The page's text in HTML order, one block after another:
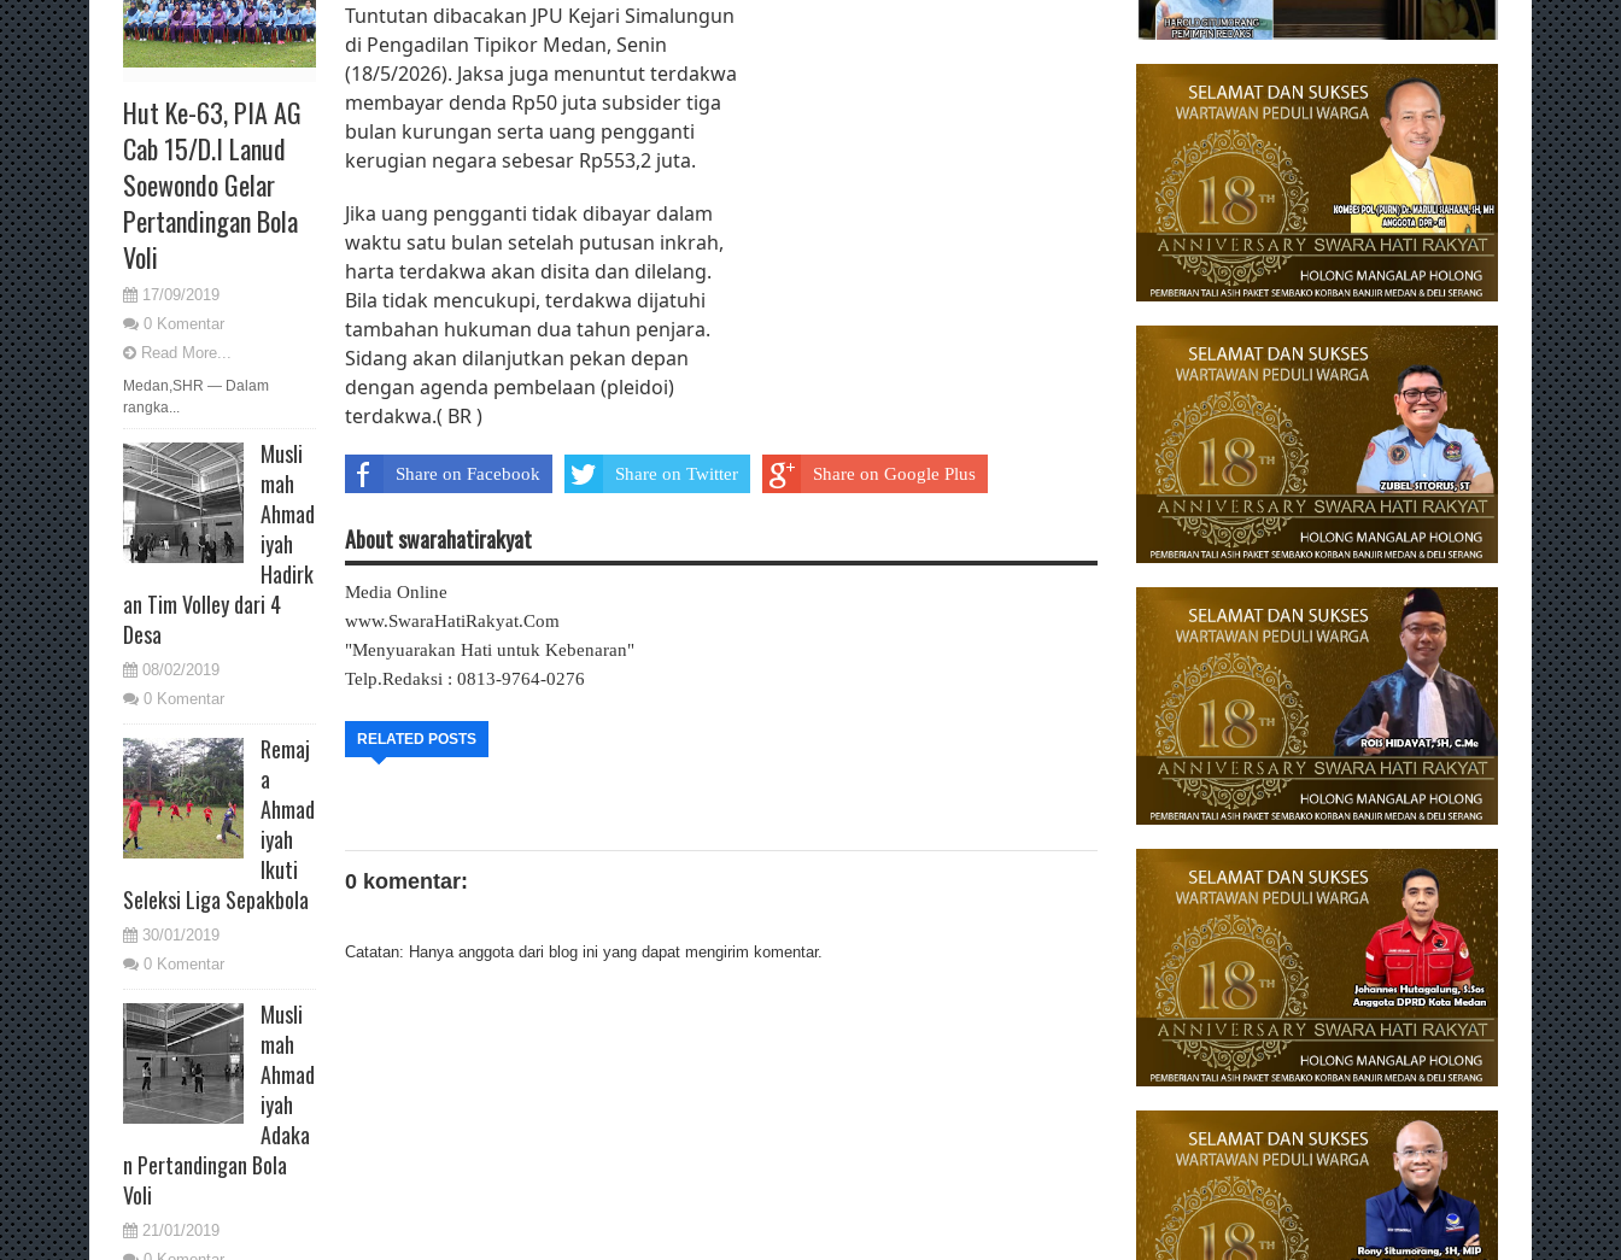
Hut Ke-63, PIA AG
Cab 15/D.I Lanud
Soewondo Gelar
Pertandingan Bola
Voli
17/09/2019
0 Komentar
Read More...
Medan,SHR — Dalam
rangka...
Musli
mah
Ahmad
iyah
Hadirk
an Tim Volley dari 4
Desa
08/02/2019
0 Komentar
Remaj
a
Ahmad
iyah
Ikuti
Seleksi Liga Sepakbola
30/01/2019
0 Komentar
Musli
mah
Ahmad
iyah
Adaka
n Pertandingan Bola
Voli
21/01/2019
Tuntutan dibacakan JPU Kejari Simalungun
di Pengadilan Tipikor Medan, Senin
(18/5/2026). Jaksa juga menuntut terdakwa
membayar denda Rp50 juta subsider tiga
bulan kurungan serta uang pengganti
kerugian negara sebesar Rp553,2 juta.
Jika uang pengganti tidak dibayar dalam
waktu satu bulan setelah putusan inkrah,
harta terdakwa akan disita dan dilelang.
Bila tidak mencukupi, terdakwa dijatuhi
tambahan hukuman dua tahun penjara.
Sidang akan dilanjutkan pekan depan
dengan agenda pembelaan (pleidoi)
terdakwa.( BR )
Share on Facebook Share on Twitter Share on Google Plus
About swarahatirakyat
Media Online
www.SwaraHatiRakyat.Com
"Menyuarakan Hati untuk Kebenaran"
Telp.Redaksi : 0813-9764-0276
RELATED POSTS
0 komentar:
Catatan: Hanya anggota dari blog ini yang dapat mengirim komentar.